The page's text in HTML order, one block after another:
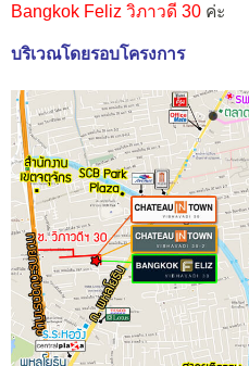
Bangkok Feliz วิภาวดี 30 ค่ะ
บริเวณโดยรอบโครงการ